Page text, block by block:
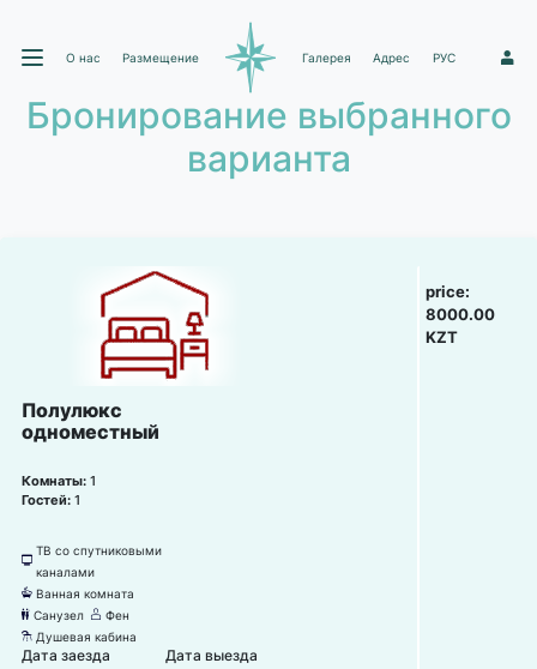
О нас Размещение Галерея Адрес РУС 1
Бронирование выбранного
варианта
Полулюкс
одноместный
Комнаты: 1
Гостей: 1
넎
ТВ со спутниковыми
каналами
넸 Ванная комната
댃 Санузел 덶 Фен
댴 Душевая кабина
Дата заезда Дата выезда
price:
8000.00
KZT